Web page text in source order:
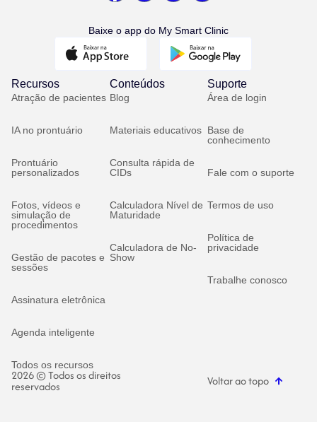
Baixe o app do My Smart Clinic
Recursos
Atração de pacientes
IA no prontuário
Prontuário
personalizados
Fotos, vídeos e
simulação de
procedimentos
Gestão de pacotes e
sessões
Assinatura eletrônica
Agenda inteligente
Todos os recursos
Conteúdos
Blog
Materiais educativos
Consulta rápida de
CIDs
Calculadora Nível de
Maturidade
Calculadora de No-
Show
Suporte
Área de login
Base de
conhecimento
Fale com o suporte
Termos de uso
Política de
privacidade
Trabalhe conosco
2026 © Todos os direitos
reservados Voltar ao topo